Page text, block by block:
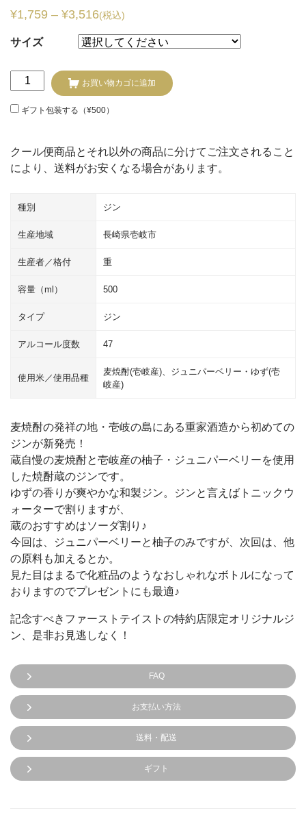
¥1,759 – ¥3,516(税込)
サイズ
OMOYA
GIN
47°
お買い物カゴに追加
ギフト包装する（¥500）
クール便商品とそれ以外の商品に分けてご注文されること
により、送料がお安くなる場合があります。
種別 ジン
生産地域 長崎県壱岐市
生産者／格付 重
容量（ml） 500
タイプ ジン
アルコール度数 47
使用米／使用品種
麦焼酎(壱岐産)、ジュニパーベリー・ゆず(壱
岐産)
麦焼酎の発祥の地・壱岐の島にある重家酒造から初めての
ジンが新発売！
蔵自慢の麦焼酎と壱岐産の柚子・ジュニパーベリーを使用
した焼酎蔵のジンです。
ゆずの香りが爽やかな和製ジン。ジンと言えばトニックウ
ォーターで割りますが、
蔵のおすすめはソーダ割り♪
今回は、ジュニパーベリーと柚子のみですが、次回は、他
の原料も加えるとか。
見た目はまるで化粧品のようなおしゃれなボトルになって
おりますのでプレゼントにも最適♪
記念すべきファーストテイストの特約店限定オリジナルジ
ン、是非お見逃しなく！
FAQ
お支払い方法
送料・配送
ギフト